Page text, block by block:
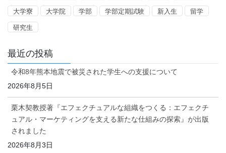
大学寮 大学院 学部 学部定期試験 新入生 留学
研究生
最近の投稿
令和8年熊本地震で被災された学生への支援について
2026年8月5日
栗木契教授著『エフェクチュアルな組織をつくる：エフェクチ
ュアル・マーケティングを支える新たな仕組みの探索』が出版
されました
2026年8月3日